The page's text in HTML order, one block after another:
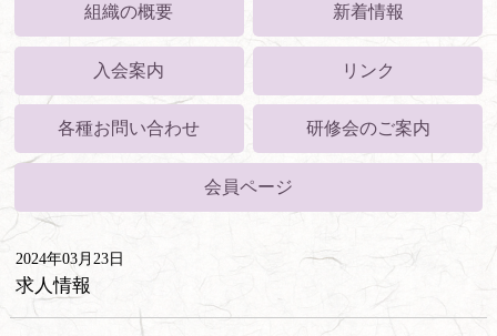
組織の概要 新着情報
入会案内 リンク
各種お問い合わせ 研修会のご案内
会員ページ
2024年03月23日
求人情報